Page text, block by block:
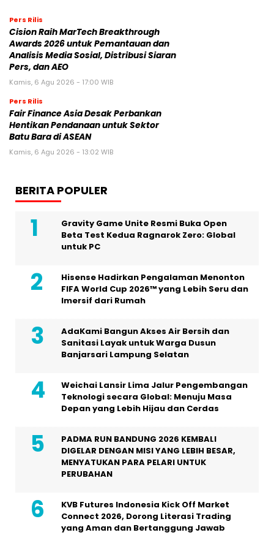
Pers Rilis
Cision Raih MarTech Breakthrough
Awards 2026 untuk Pemantauan dan
Analisis Media Sosial, Distribusi Siaran
Pers, dan AEO
Kamis, 6 Agu 2026 - 17:00 WIB
Pers Rilis
Fair Finance Asia Desak Perbankan
Hentikan Pendanaan untuk Sektor
Batu Bara di ASEAN
Kamis, 6 Agu 2026 - 13:02 WIB
BERITA POPULER
Gravity Game Unite Resmi Buka Open
Beta Test Kedua Ragnarok Zero: Global
untuk PC
Hisense Hadirkan Pengalaman Menonton
FIFA World Cup 2026™ yang Lebih Seru dan
Imersif dari Rumah
AdaKami Bangun Akses Air Bersih dan
Sanitasi Layak untuk Warga Dusun
Banjarsari Lampung Selatan
Weichai Lansir Lima Jalur Pengembangan
Teknologi secara Global: Menuju Masa
Depan yang Lebih Hijau dan Cerdas
PADMA RUN BANDUNG 2026 KEMBALI
DIGELAR DENGAN MISI YANG LEBIH BESAR,
MENYATUKAN PARA PELARI UNTUK
PERUBAHAN
KVB Futures Indonesia Kick Off Market
Connect 2026, Dorong Literasi Trading
yang Aman dan Bertanggung Jawab